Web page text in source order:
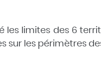
les limites des 6
les périmètres